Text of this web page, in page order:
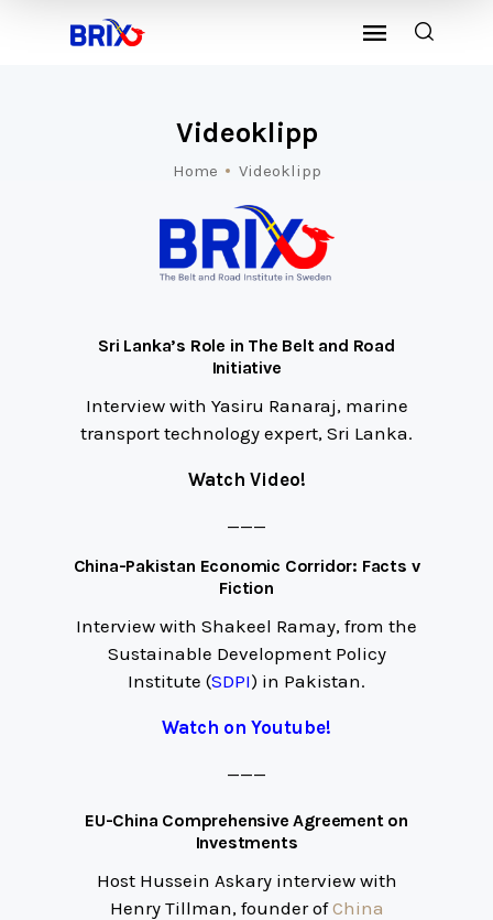
Videoklipp
Home Videoklipp
Sri Lanka’s Role in The Belt and Road
Initiative
Interview with Yasiru Ranaraj, marine
transport technology expert, Sri Lanka.
Watch Video!
———
China-Pakistan Economic Corridor: Facts v
Fiction
Interview with Shakeel Ramay, from the
Sustainable Development Policy
Institute (SDPI) in Pakistan.
Watch on Youtube!
———
EU-China Comprehensive Agreement on
Investments
Host Hussein Askary interview with
Henry Tillman, founder ofChina